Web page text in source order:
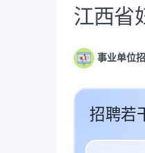
公告正文
江西省
事业单位
招聘若